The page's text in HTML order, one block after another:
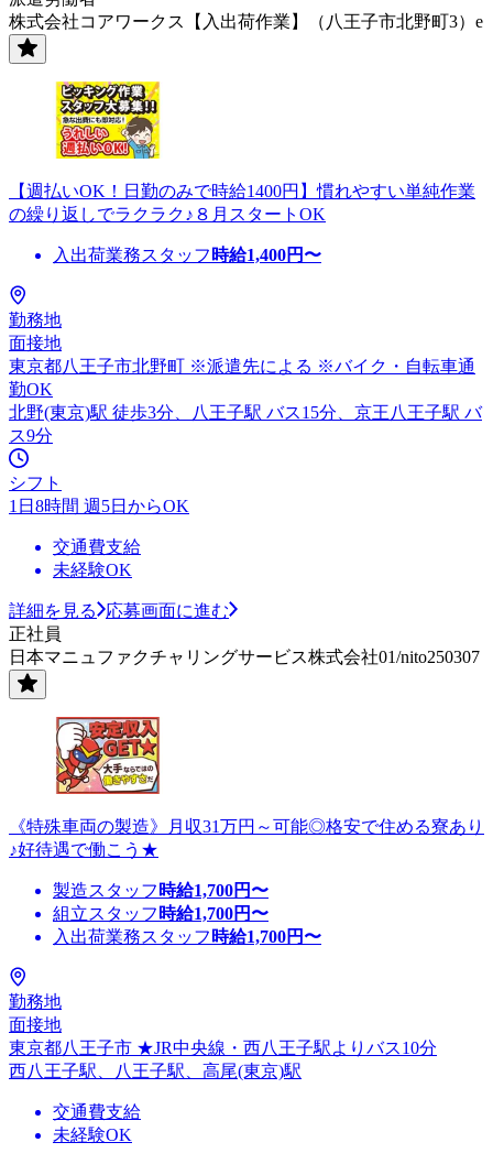
株式会社コアワークス【入出荷作業】（八王子市北野町3）e
【週払いOK！日勤のみで時給1400円】慣れやすい単純作業
の繰り返しでラクラク♪８月スタートOK
入出荷業務スタッフ 時給1,400円〜
勤務地
面接地
東京都八王子市北野町 ※派遣先による ※バイク・自転車通
勤OK
北野(東京)駅 徒歩3分、八王子駅 バス15分、京王八王子駅 バ
ス9分
シフト
1日8時間 週5日からOK
交通費支給
未経験OK
詳細を見る
応募画面に進む
正社員
日本マニュファクチャリングサービス株式会社01/nito250307
《特殊車両の製造》月収31万円～可能◎格安で住める寮あり
♪好待遇で働こう★
製造スタッフ 時給1,700円〜
組立スタッフ 時給1,700円〜
入出荷業務スタッフ 時給1,700円〜
勤務地
面接地
東京都八王子市 ★JR中央線・西八王子駅よりバス10分
西八王子駅、八王子駅、高尾(東京)駅
交通費支給
未経験OK